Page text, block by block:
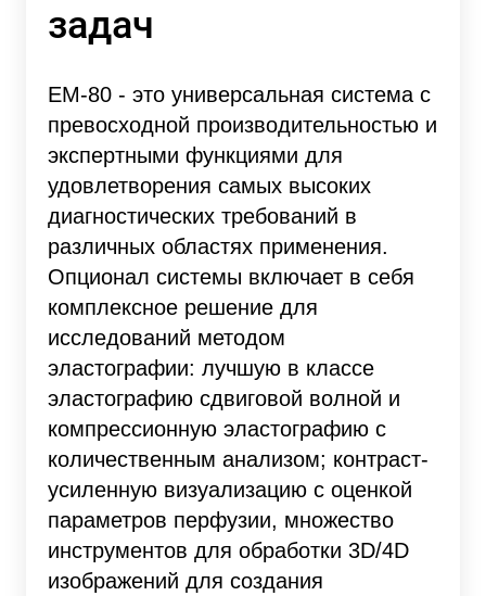
задач
ЕМ-80 - это универсальная система с
превосходной производительностью и
экспертными функциями для
удовлетворения самых высоких
диагностических требований в
различных областях применения.
Опционал системы включает в себя
комплексное решение для
исследований методом
эластографии: лучшую в классе
эластографию сдвиговой волной и
компрессионную эластографию с
количественным анализом; контраст-
усиленную визуализацию с оценкой
параметров перфузии, множество
инструментов для обработки 3D/4D
изображений для создания